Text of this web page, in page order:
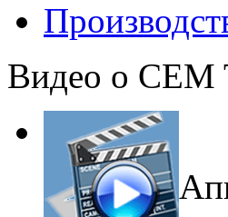
Видео о CEM